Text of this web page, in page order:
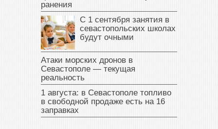
ранения
С 1 сентября занятия в
севастопольских школах
будут очными
Атаки морских дронов в
Севастополе — текущая
реальность
1 августа: в Севастополе топливо
в свободной продаже есть на 16
заправках